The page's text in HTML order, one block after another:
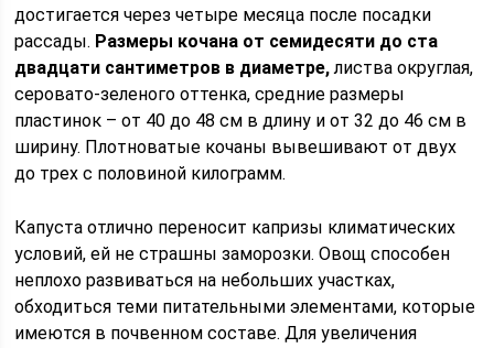
достигается через четыре месяца после посадки
рассады. Размеры кочана от семидесяти до ста
двадцати сантиметров в диаметре,листва округлая,
серовато-зеленого оттенка, средние размеры
пластинок – от 40 до 48 см в длину и от 32 до 46 см в
ширину. Плотноватые кочаны вывешивают от двух
до трех с половиной килограмм.
Капуста отлично переносит капризы климатических
условий, ей не страшны заморозки. Овощ способен
неплохо развиваться на небольших участках,
обходиться теми питательными элементами, которые
имеются в почвенном составе. Для увеличения